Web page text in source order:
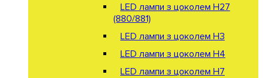
LED лампи з цоколем H27
(880/881)
LED лампи з цоколем H3
LED лампи з цоколем H4
LED лампи з цоколем H7